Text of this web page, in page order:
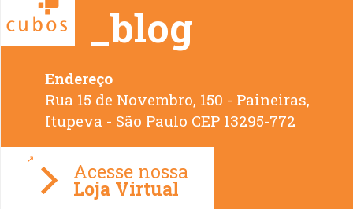
_blog
Endereço
Rua 15 de Novembro, 150 - Paineiras,
Loja Virtual